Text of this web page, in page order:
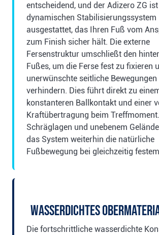
entscheidend, und der Adizero ZG
dynamischen Stabilisierungssystem
ausgestattet, das Ihren Fuß vom
zum Finish sicher hält. Die externe
Fersenstruktur umschließt den
Fußes, um die Ferse fest zu fixieren
unerwünschte seitliche Bewegungen
verhindern. Dies führt direkt zu
konstanteren Ballkontakt und einer
Kraftübertragung beim
Schräglagen und unebenem
das System weiterhin die natürliche
Fußbewegung bei gleichzeitig
Wasserdichtes
Die fortschrittliche wasserdichte